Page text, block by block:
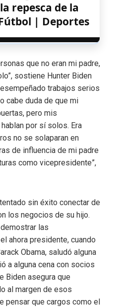
repesca de la
| Deportes
que no eran mi padre,
sostiene Hunter Biden
trabajos serios
cabe duda de que mi
pero mis
por sí solos. Era
no se solaparan en
de influencia de mi padre
como vicepresidente”,
sin éxito conectar de
los negocios de su hijo.
las
ahora presidente, cuando
Obama, saludó alguna
a alguna cena con socios
Biden asegura que
al margen de esos
pensar que cargos como el